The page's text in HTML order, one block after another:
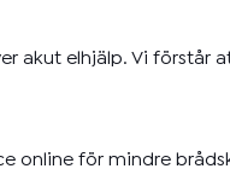
akut elhjälp. Vi förstår
online för mindre